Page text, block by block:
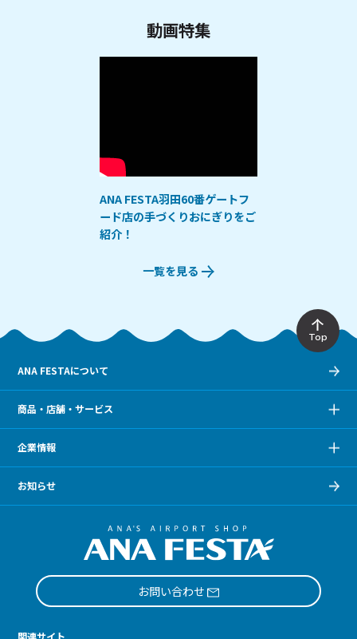
動画特集
ANA FESTA羽田60番ゲートフ
ード店の手づくりおにぎりをご
紹介！
一覧を見る
Top
ANA FESTAについて
商品・店舗・サービス
企業情報
お知らせ
お問い合わせ